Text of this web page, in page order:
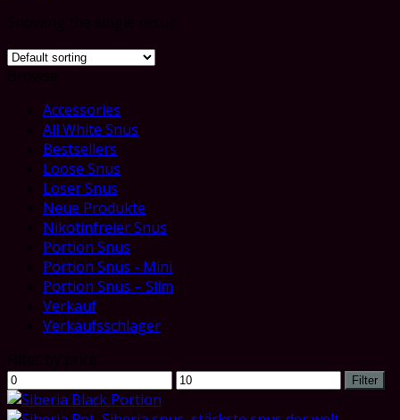
Accessories
All White Snus
Bestsellers
Loose Snus
Loser Snus
Neue Produkte
Nikotinfreier Snus
Portion Snus
Portion Snus - Mini
Portion Snus – Slim
Verkauf
Verkaufsschlager
Min
price
Max
Filter